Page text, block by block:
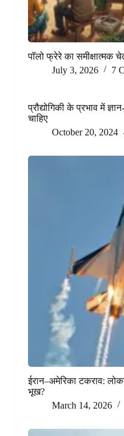
पॉलो फ्रेरे का समीक्षात्मक
July 3, 2026
7
प्रौद्योगिकी के प्रभाव में
चाहिए
October 20, 2024
ईरान–अमेरिका टकराव:
भूख?
March 14, 2026